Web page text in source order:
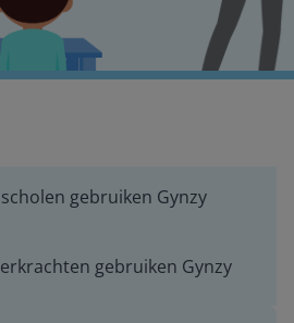
gebruiken Gynzy
gebruiken Gynzy